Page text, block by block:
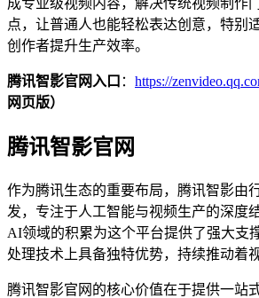
点，让普通人也能轻松表达创意，特别
创作者提升生产效率。
腾讯智影官网入口 ： https://
网页版）
腾讯智影官网
作为腾讯生态的重要布局，腾讯智影由
发，专注于人工智能与视频生产的深度
AI领域的积累为这个平台提供了强大支
处理技术上具备独特优势，持续推动着
腾讯智影官网的核心价值在于提供一站